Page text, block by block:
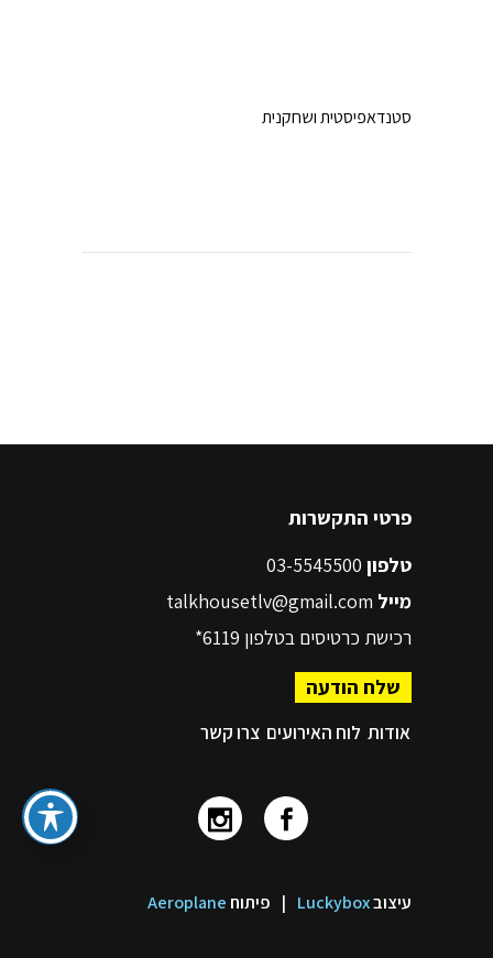
סטנדאפיסטית ושחקנית
פרטי התקשרות
טלפון
מייל talkhousetlv@gmail.com
רכישת כרטיסים בטלפון 6119*
שלח הודעה
אודות לוח האירועים צרו קשר
עיצובLuckybox
| פיתוח Aeroplane